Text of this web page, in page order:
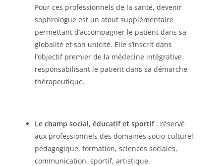
Pour ces professionnels de la santé, devenir
sophrologue est un atout supplémentaire
permettant d’accompagner le patient dans sa
globalité et son unicité. Elle s’inscrit dans
l’objectif premier de la médecine intégrative
responsabilisant le patient dans sa démarche
thérapeutique.
Le champ social, éducatif et sportif : réservé
aux professionnels des domaines socio-culturel,
pédagogique, formation, sciences sociales,
communication, sportif, artistique.